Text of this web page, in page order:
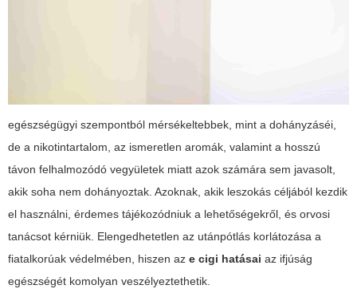
egészségügyi szempontból mérsékeltebbek, mint a dohányzáséi,
de a nikotintartalom, az ismeretlen aromák, valamint a hosszú
távon felhalmozódó vegyületek miatt azok számára sem javasolt,
akik soha nem dohányoztak. Azoknak, akik leszokás céljából kezdik
el használni, érdemes tájékozódniuk a lehetőségekről, és orvosi
tanácsot kérniük. Elengedhetetlen az utánpótlás korlátozása a
fiatalkorúak védelmében, hiszen az e cigi hatásai az ifjúság
egészségét komolyan veszélyeztethetik.